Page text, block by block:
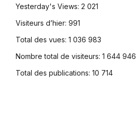
Yesterday's Views: 2 021
Visiteurs d’hier: 991
Total des vues: 1 036 983
Nombre total de visiteurs: 1 644 946
Total des publications: 10 714